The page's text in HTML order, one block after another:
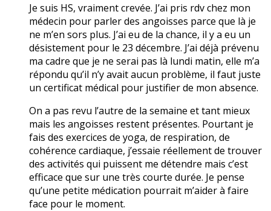
Je suis HS, vraiment crevée. J’ai pris rdv chez mon
médecin pour parler des angoisses parce que là je
ne m’en sors plus. J’ai eu de la chance, il y a eu un
désistement pour le 23 décembre. J’ai déjà prévenu
ma cadre que je ne serai pas là lundi matin, elle m’a
répondu qu’il n’y avait aucun problème, il faut juste
un certificat médical pour justifier de mon absence.
On a pas revu l’autre de la semaine et tant mieux
mais les angoisses restent présentes. Pourtant je
fais des exercices de yoga, de respiration, de
cohérence cardiaque, j’essaie réellement de trouver
des activités qui puissent me détendre mais c’est
efficace que sur une très courte durée. Je pense
qu’une petite médication pourrait m’aider à faire
face pour le moment.